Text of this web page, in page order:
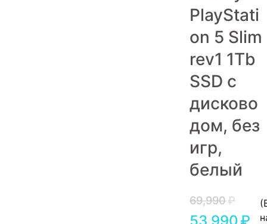
PlayStati
on 5 Slim
rev1 1Tb
SSD с
дисково
дом, без
игр,
белый
69,990₽